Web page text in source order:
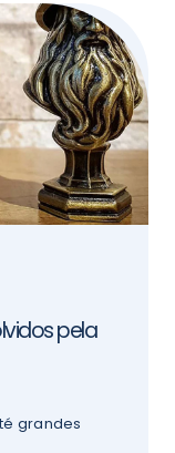
pela
grandes